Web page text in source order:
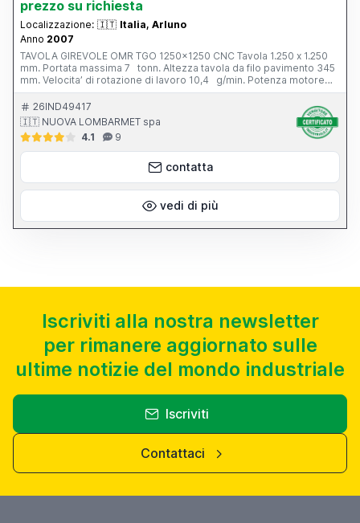
prezzo su richiesta
Localizzazione: 🇮🇹 Italia, Arluno
Anno 2007
TAVOLA GIREVOLE OMR TGO 1250x1250 CNC Tavola 1.250 x 1.250
mm. Portata massima 7 tonn. Altezza tavola da filo pavimento 345
mm. Velocita’ di rotazione di lavoro 10,4 g/min. Potenza motore
principale 8,5 kw. CNC SIPRO Peso totale 2.800 kg. Anno di
costruzione 2007
26IND49417
🇮🇹 NUOVA LOMBARMET spa
4.1
9
contatta
vedi di più
Iscriviti alla nostra newsletter
per rimanere aggiornato sulle
ultime notizie del mondo industriale
Iscriviti
Contattaci